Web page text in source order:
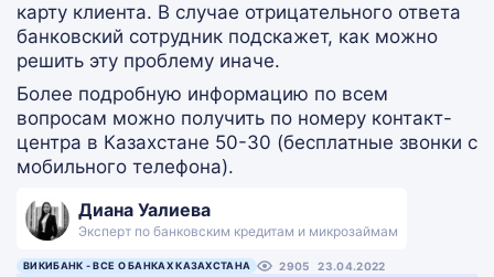
карту клиента. В случае отрицательного ответа
банковский сотрудник подскажет, как можно
решить эту проблему иначе.
Более подробную информацию по всем
вопросам можно получить по номеру контакт-
центра в Казахстане 50-30 (бесплатные звонки с
мобильного телефона).
Диана Уалиева
Эксперт по банковским кредитам и микрозаймам
ВИКИБАНК - ВСЕ О БАНКАХ КАЗАХСТАНА 2905 23.04.2022